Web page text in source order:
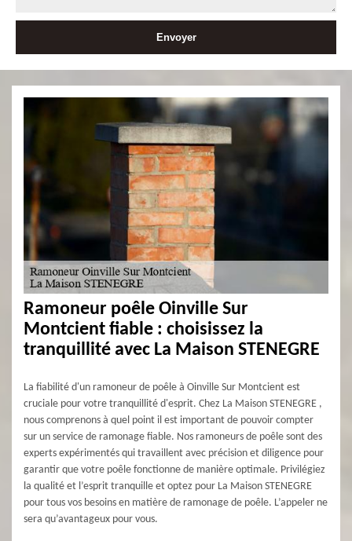
Ramoneur poêle Oinville Sur
Montcient fiable : choisissez la
tranquillité avec La Maison STENEGRE
La fiabilité d'un ramoneur de poêle à Oinville Sur Montcient est
cruciale pour votre tranquillité d'esprit. Chez La Maison STENEGRE ,
nous comprenons à quel point il est important de pouvoir compter
sur un service de ramonage fiable. Nos ramoneurs de poêle sont des
experts expérimentés qui travaillent avec précision et diligence pour
garantir que votre poêle fonctionne de manière optimale. Privilégiez
la qualité et l’esprit tranquille et optez pour La Maison STENEGRE
pour tous vos besoins en matière de ramonage de poêle. L’appeler ne
sera qu’avantageux pour vous.